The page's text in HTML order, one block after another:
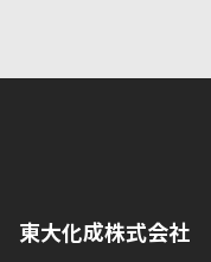
東大化成株式会社